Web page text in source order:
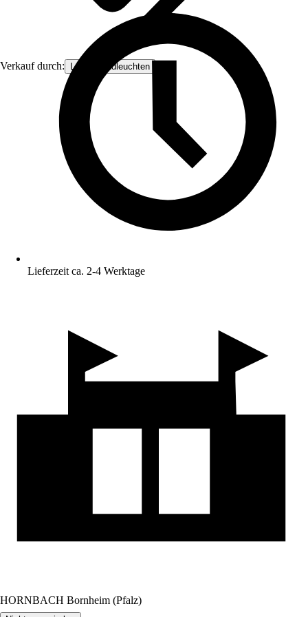
Verkauf durch: Lampenundleuchten
Lieferzeit ca. 2-4 Werktage
HORNBACH Bornheim (Pfalz)